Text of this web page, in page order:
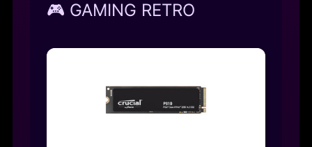
🎮 GAMING RETRO